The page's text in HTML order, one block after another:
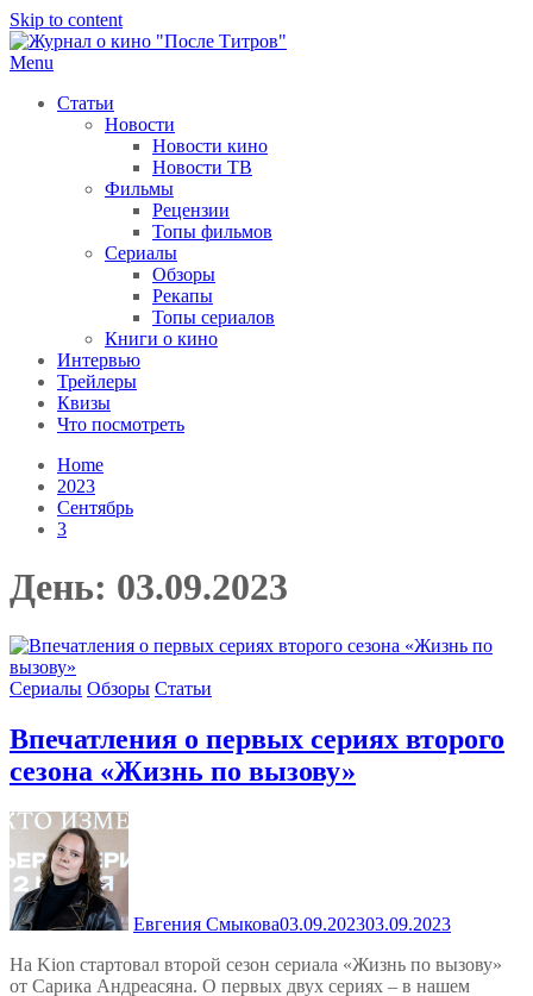
Skip to content
Menu
Статьи
Новости
Новости кино
Новости ТВ
Фильмы
Рецензии
Топы фильмов
Сериалы
Обзоры
Рекапы
Топы сериалов
Книги о кино
Интервью
Трейлеры
Квизы
Что посмотреть
Home
2023
Сентябрь
3
День: 03.09.2023
Сериалы Обзоры Статьи
Впечатления о первых сериях второго
сезона «Жизнь по вызову»
Евгения Смыкова03.09.202303.09.2023
На Kion стартовал второй сезон сериала «Жизнь по вызову»
от Сарика Андреасяна. О первых двух сериях – в нашем